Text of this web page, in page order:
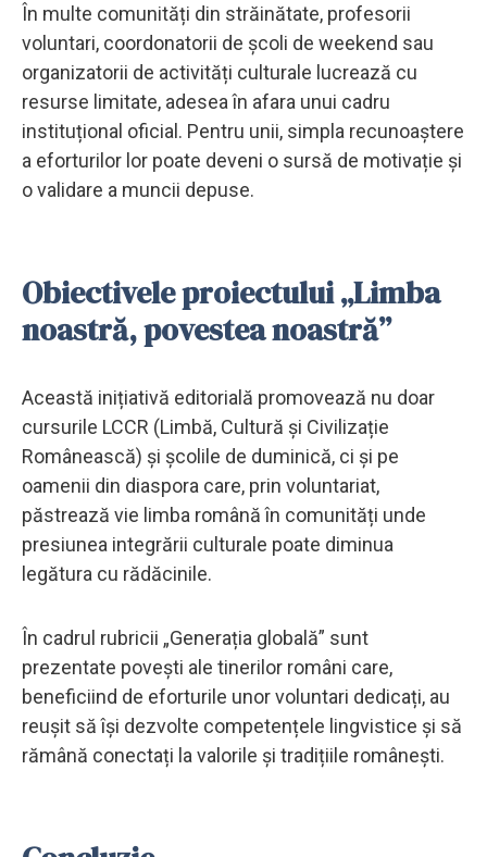
În multe comunități din străinătate, profesorii
voluntari, coordonatorii de școli de weekend sau
organizatorii de activități culturale lucrează cu
resurse limitate, adesea în afara unui cadru
instituțional oficial. Pentru unii, simpla recunoaștere
a eforturilor lor poate deveni o sursă de motivație și
o validare a muncii depuse.
Obiectivele proiectului „Limba
noastră, povestea noastră”
Această inițiativă editorială promovează nu doar
cursurile LCCR (Limbă, Cultură și Civilizație
Românească) și școlile de duminică, ci și pe
oamenii din diaspora care, prin voluntariat,
păstrează vie limba română în comunități unde
presiunea integrării culturale poate diminua
legătura cu rădăcinile.
În cadrul rubricii „Generația globală” sunt
prezentate povești ale tinerilor români care,
beneficiind de eforturile unor voluntari dedicați, au
reușit să își dezvolte competențele lingvistice și să
rămână conectați la valorile și tradițiile românești.